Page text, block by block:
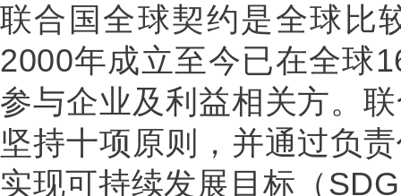
联合国全球契约是全球比
2000年成立至今已在全球
参与企业及利益相关方。
坚持十项原则，并通过负
实现可持续发展目标（